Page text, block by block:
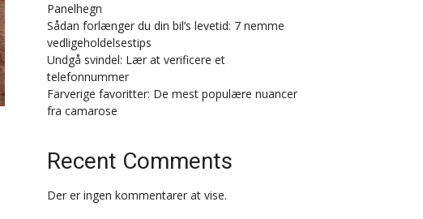
Panelhegn
Sådan forlænger du din bil’s levetid: 7 nemme
vedligeholdelsestips
Undgå svindel: Lær at verificere et
telefonnummer
Farverige favoritter: De mest populære nuancer
fra camarose
Recent Comments
Der er ingen kommentarer at vise.